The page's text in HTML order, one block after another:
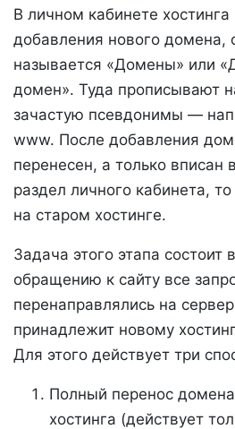
В личном кабинете
добавления нового домена,
называется «Домены» или
домен». Туда прописывают
зачастую псевдонимы —
www. После добавления
перенесен, а только вписан
раздел личного кабинета,
на старом хостинге.
Задача этого этапа состоит
обращению к сайту все
перенаправлялись на
принадлежит новому
Для этого действует три
Полный перенос домена
хостинга (действует